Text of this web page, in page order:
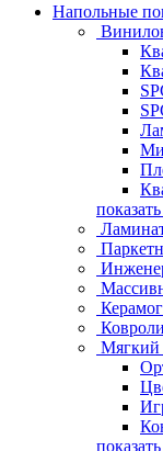
Напольные
Мягкий